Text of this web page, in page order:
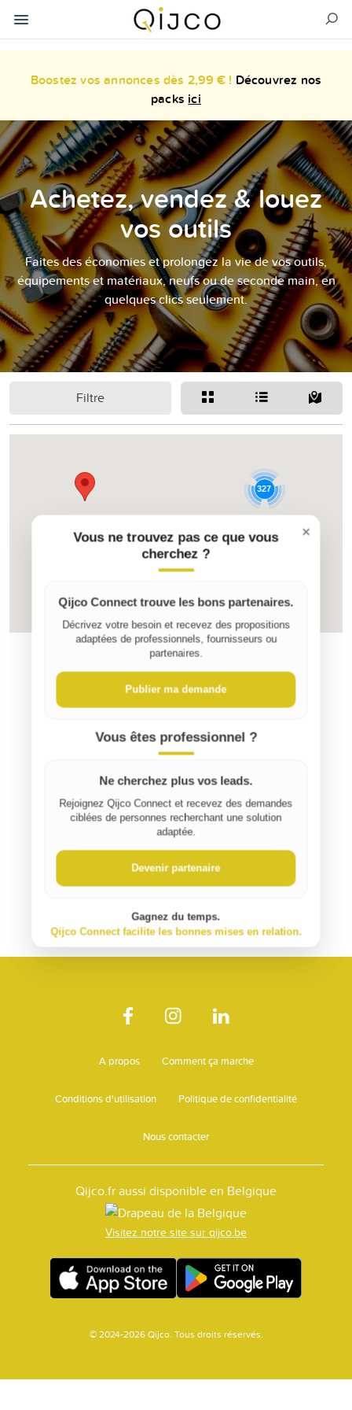
Boostez vos annonces dès 2,99 € ! Découvrez nos
packs ici
Achetez, vendez & louez
vos outils
Faites des économies et prolongez la vie de vos outils,
équipements et matériaux, neufs ou de seconde main, en
quelques clics seulement.
Filtre
327
A propos Comment ça marche
Conditions d'utilisation Politique de confidentialité
Nous contacter
Qijco.fr aussi disponible en Belgique
Visitez notre site sur qijco.be
© 2024-2026 Qijco. Tous droits réservés.
×
Vous ne trouvez pas ce que vous
cherchez ?
Qijco Connect trouve les bons partenaires.
Décrivez votre besoin et recevez des propositions
adaptées de professionnels, fournisseurs ou
partenaires.
Publier ma demande
Vous êtes professionnel ?
Ne cherchez plus vos leads.
Rejoignez Qijco Connect et recevez des demandes
ciblées de personnes recherchant une solution
adaptée.
Devenir partenaire
Gagnez du temps.
Qijco Connect facilite les bonnes mises en relation.